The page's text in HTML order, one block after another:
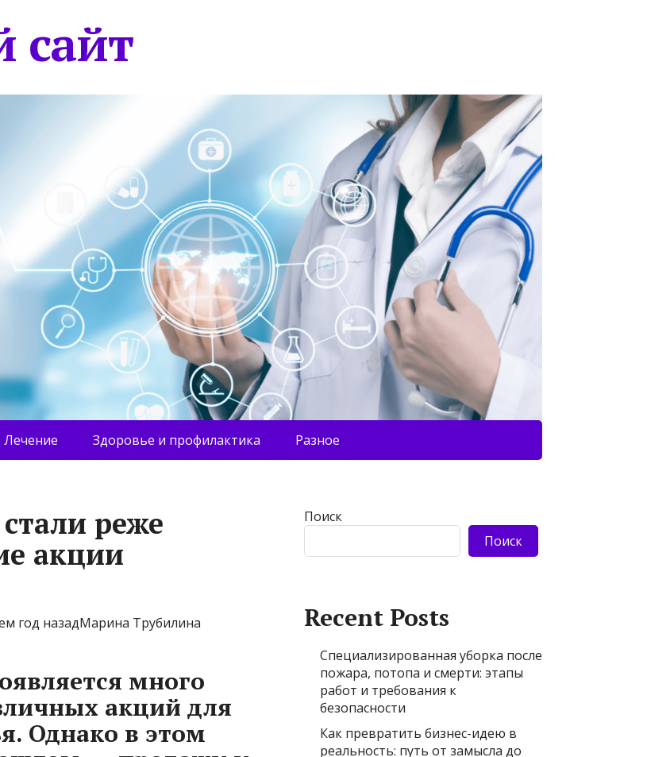
сайт
Лечение Здоровье и профилактика Разное
реже
акции
год назадМарина Трубилина
много
акций для
Однако в этом
Поиск
Поиск
Recent Posts
Специализированная уборка после
пожара, потопа и смерти: этапы
работ и требования к
безопасности
Как превратить бизнес-идею в
реальность: путь от замысла до